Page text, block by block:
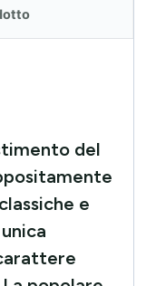
del
e